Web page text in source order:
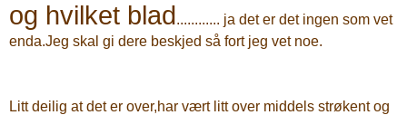
og hvilket blad ............ ja det er det ingen som vet
enda.Jeg skal gi dere beskjed så fort jeg vet noe.
Litt deilig at det er over,har vært litt over middels strøkent og